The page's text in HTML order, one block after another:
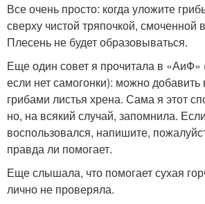
Все очень просто: когда уложите
сверху чистой тряпочкой, смоченной
Плесень не будет образовываться.
Еще один совет я прочитала в «АиФ»
если нет самогонки): можно добавить
грибами листья хрена. Сама я этот
но, на всякий случай, запомнила.
воспользовался, напишите,
правда ли помогает.
Еще слышала, что помогает сухая
лично не проверяла.